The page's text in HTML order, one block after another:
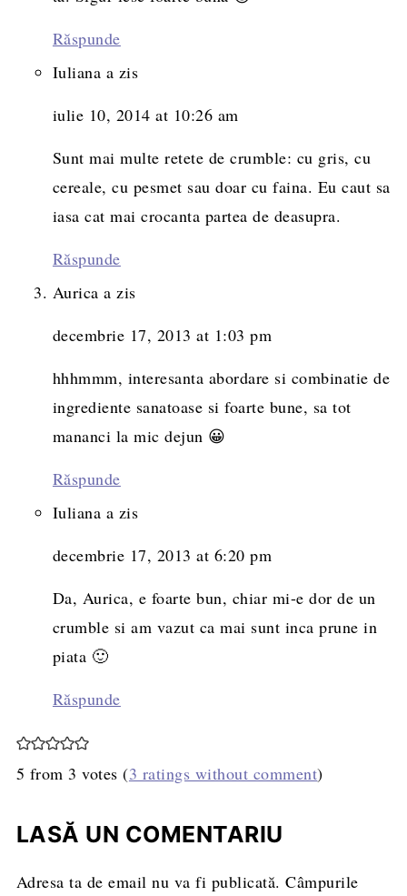
Răspunde
Iuliana a zis
iulie 10, 2014 at 10:26 am
Sunt mai multe retete de crumble: cu gris, cu
cereale, cu pesmet sau doar cu faina. Eu caut sa
iasa cat mai crocanta partea de deasupra.
Răspunde
Aurica a zis
decembrie 17, 2013 at 1:03 pm
hhhmmm, interesanta abordare si combinatie de
ingrediente sanatoase si foarte bune, sa tot
mananci la mic dejun 😀
Răspunde
Iuliana a zis
decembrie 17, 2013 at 6:20 pm
Da, Aurica, e foarte bun, chiar mi-e dor de un
crumble si am vazut ca mai sunt inca prune in
piata 🙂
Răspunde
5 from 3 votes (3 ratings without comment)
LASĂ UN COMENTARIU
Adresa ta de email nu va fi publicată. Câmpurile